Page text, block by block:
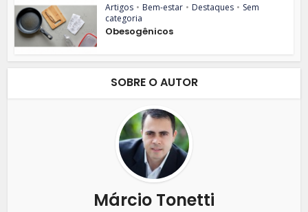
Artigos • Bem-estar • Destaques • Sem
categoria
Obesogênicos
SOBRE O AUTOR
Márcio Tonetti